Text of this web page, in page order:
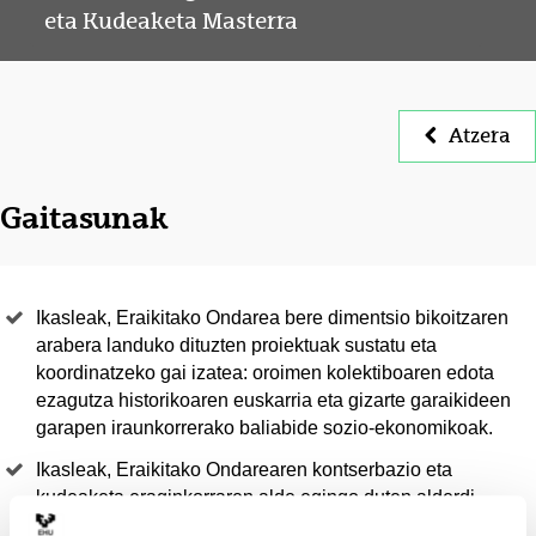
eta Kudeaketa Masterra
Atzera
Gaitasunak
Ikasleak, Eraikitako Ondarea bere dimentsio bikoitzaren
arabera landuko dituzten proiektuak sustatu eta
koordinatzeko gai izatea: oroimen kolektiboaren edota
ezagutza historikoaren euskarria eta gizarte garaikideen
garapen iraunkorrerako baliabide sozio-ekonomikoak.
Ikasleak, Eraikitako Ondarearen kontserbazio eta
kudeaketa eraginkorraren alde egingo duten alderdi
garrantzitsuak identifikatzeko protokolo metodologiko